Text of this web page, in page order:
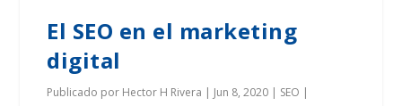
El SEO en el marketing
digital
Publicado por Hector H Rivera | Jun 8, 2020 | SEO |